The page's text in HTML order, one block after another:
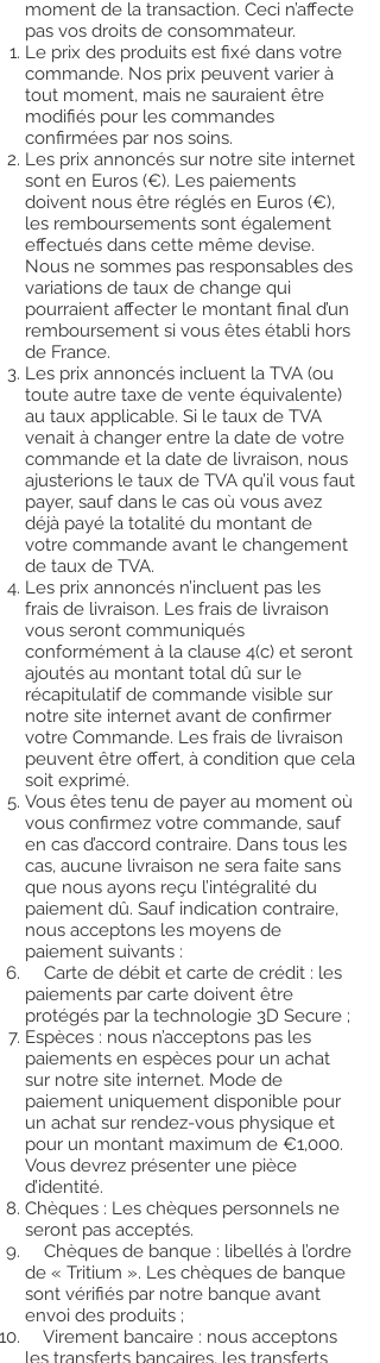
moment de la transaction. Ceci n’affecte
pas vos droits de consommateur.
Le prix des produits est fixé dans votre
commande. Nos prix peuvent varier à
tout moment, mais ne sauraient être
modifiés pour les commandes
confirmées par nos soins.
Les prix annoncés sur notre site internet
sont en Euros (€). Les paiements
doivent nous être réglés en Euros (€),
les remboursements sont également
effectués dans cette même devise.
Nous ne sommes pas responsables des
variations de taux de change qui
pourraient affecter le montant final d’un
remboursement si vous êtes établi hors
de France.
Les prix annoncés incluent la TVA (ou
toute autre taxe de vente équivalente)
au taux applicable. Si le taux de TVA
venait à changer entre la date de votre
commande et la date de livraison, nous
ajusterions le taux de TVA qu’il vous faut
payer, sauf dans le cas où vous avez
déjà payé la totalité du montant de
votre commande avant le changement
de taux de TVA.
Les prix annoncés n’incluent pas les
frais de livraison. Les frais de livraison
vous seront communiqués
conformément à la clause 4(c) et seront
ajoutés au montant total dû sur le
récapitulatif de commande visible sur
notre site internet avant de confirmer
votre Commande. Les frais de livraison
peuvent être offert, à condition que cela
soit exprimé.
Vous êtes tenu de payer au moment où
vous confirmez votre commande, sauf
en cas d’accord contraire. Dans tous les
cas, aucune livraison ne sera faite sans
que nous ayons reçu l’intégralité du
paiement dû. Sauf indication contraire,
nous acceptons les moyens de
paiement suivants :
Carte de débit et carte de crédit : les
paiements par carte doivent être
protégés par la technologie 3D Secure ;
Espèces : nous n’acceptons pas les
paiements en espèces pour un achat
sur notre site internet. Mode de
paiement uniquement disponible pour
un achat sur rendez-vous physique et
pour un montant maximum de €1,000.
Vous devrez présenter une pièce
d’identité.
Chèques : Les chèques personnels ne
seront pas acceptés.
Chèques de banque : libellés à l’ordre
de « Tritium ». Les chèques de banque
sont vérifiés par notre banque avant
envoi des produits ;
Virement bancaire : nous acceptons
les transferts bancaires, les transferts